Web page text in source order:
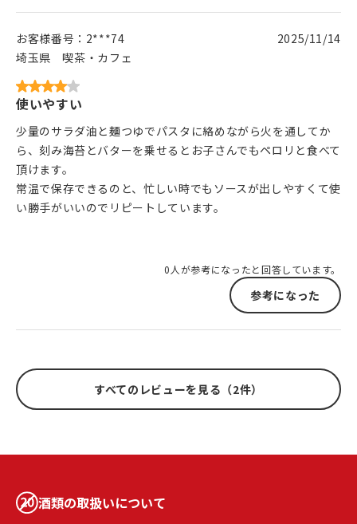
お客様番号： 2***74
埼玉県
喫茶・カフェ
2025/11/14
使いやすい
少量のサラダ油と麺つゆでパスタに絡めながら火を通してか
ら、刻み海苔とバターを乗せるとお子さんでもペロリと食べて
頂けます。
常温で保存できるのと、忙しい時でもソースが出しやすくて使
い勝手がいいのでリピートしています。
0人が参考になったと回答しています。
参考になった
すべてのレビューを見る（2件）
酒類の取扱いについて